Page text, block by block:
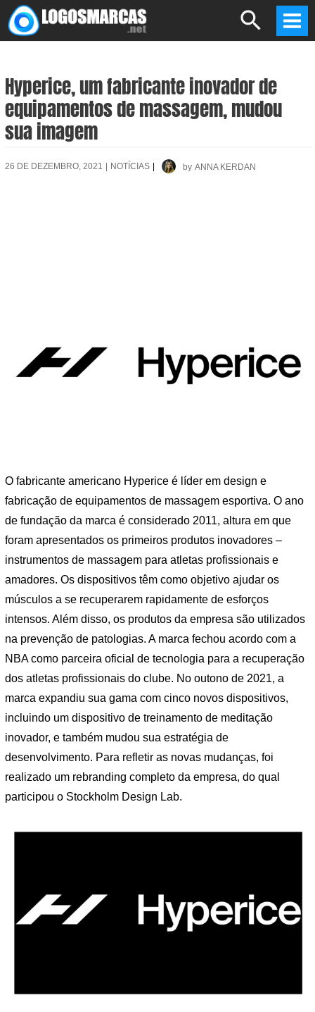
Skip
to
Search
Hyperice, um fabricante inovador de
equipamentos de massagem, mudou
sua imagem
26 DE DEZEMBRO, 2021 NOTÍCIAS by ANNA KERDAN
O fabricante americano Hyperice é líder em design e
fabricação de equipamentos de massagem esportiva. O ano
de fundação da marca é considerado 2011, altura em que
foram apresentados os primeiros produtos inovadores –
instrumentos de massagem para atletas profissionais e
amadores. Os dispositivos têm como objetivo ajudar os
músculos a se recuperarem rapidamente de esforços
intensos. Além disso, os produtos da empresa são utilizados
na prevenção de patologias. A marca fechou acordo com a
NBA como parceira oficial de tecnologia para a recuperação
dos atletas profissionais do clube. No outono de 2021, a
marca expandiu sua gama com cinco novos dispositivos,
incluindo um dispositivo de treinamento de meditação
inovador, e também mudou sua estratégia de
desenvolvimento. Para refletir as novas mudanças, foi
realizado um rebranding completo da empresa, do qual
participou o Stockholm Design Lab.